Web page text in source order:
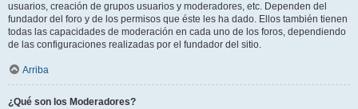
usuarios, creación de grupos usuarios y moderadores, etc. Dependen del
fundador del foro y de los permisos que éste les ha dado. Ellos también tienen
todas las capacidades de moderación en cada uno de los foros, dependiendo
de las configuraciones realizadas por el fundador del sitio.
Arriba
¿Qué son los Moderadores?